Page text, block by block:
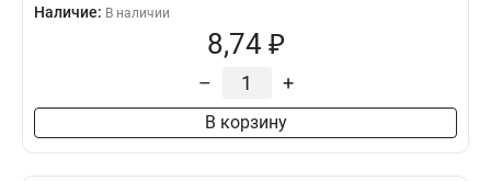
Наличие: В наличии
8,74 ₽
– +
В корзину